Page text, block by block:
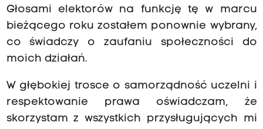
Głosami elektorów na funkcję tę w marcu
bieżącego roku zostałem ponownie wybrany,
co świadczy o zaufaniu społeczności do
moich działań.
W głębokiej trosce o samorządność uczelni i
respektowanie prawa oświadczam, że
skorzystam z wszystkich przysługujących mi